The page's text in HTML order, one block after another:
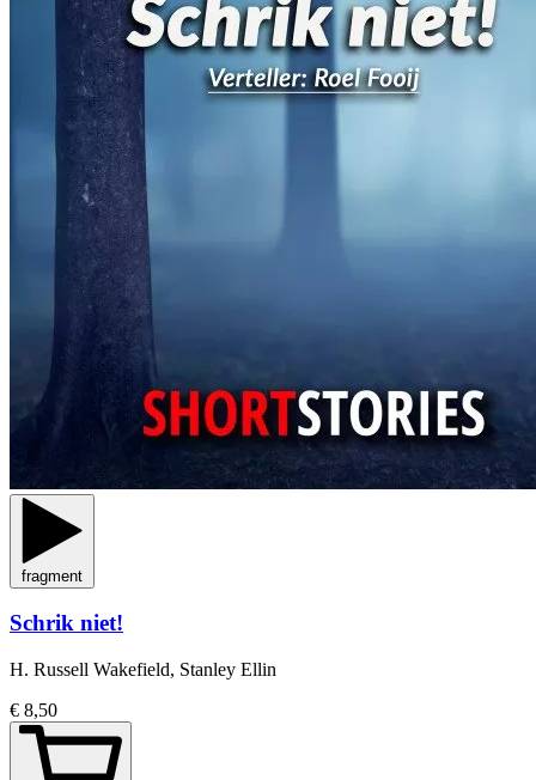
fragment
Schrik niet!
H. Russell Wakefield, Stanley Ellin
€ 8,50